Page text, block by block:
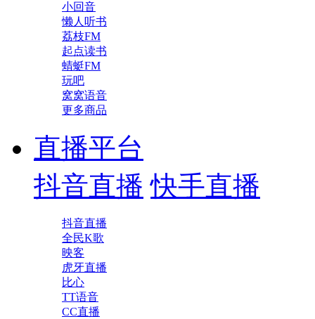
小回音
懒人听书
荔枝FM
起点读书
蜻蜓FM
玩吧
窝窝语音
更多商品
直播平台
抖音直播 快手直播
抖音直播
全民K歌
映客
虎牙直播
比心
TT语音
CC直播